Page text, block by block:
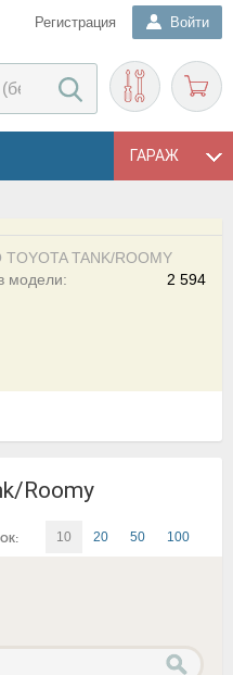
Регистрация Войти
ГАРАЖ
TANK/ROOMY
2 594
модели:
Roomy
10 20 50 100